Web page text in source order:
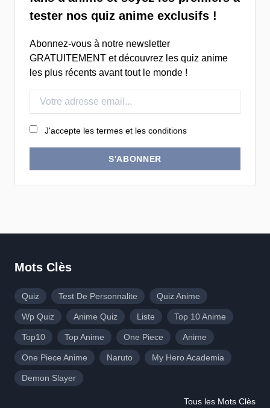
tester nos quiz anime exclusifs !
Abonnez-vous à notre newsletter
GRATUITEMENT et découvrez les quiz anime
les plus récents avant tout le monde !
J'accepte les termes et les conditions
S'ABONNER
Mots Clès
Quiz Test De Personnalite Quiz Anime
Wp Quiz Anime Quiz Liste Top 10 Anime
Top10 Top Anime One Piece Anime
One Piece Anime Naruto My Hero Academia
Demon Slayer
Tous les Mots Clès